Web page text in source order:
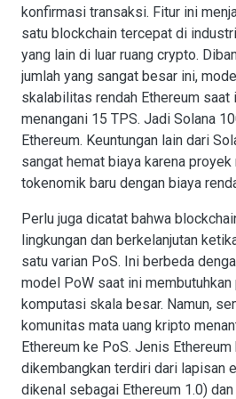
konfirmasi transaksi. Fitur ini
satu blockchain tercepat di
yang lain di luar ruang crypto.
jumlah yang sangat besar ini,
skalabilitas rendah Ethereum saat
menangani 15 TPS. Jadi Solana
Ethereum. Keuntungan lain dari
sangat hemat biaya karena
tokenomik baru dengan biaya
Perlu juga dicatat bahwa
lingkungan dan berkelanjutan
satu varian PoS. Ini berbeda
model PoW saat ini membutuhkan
komputasi skala besar. Namun,
komunitas mata uang kripto
Ethereum ke PoS. Jenis
dikembangkan terdiri dari lapisan
dikenal sebagai Ethereum 1.0)